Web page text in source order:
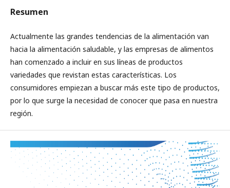
Resumen
Actualmente las grandes tendencias de la alimentación van
hacia la alimentación saludable, y las empresas de alimentos
han comenzado a incluir en sus líneas de productos
variedades que revistan estas características. Los
consumidores empiezan a buscar más este tipo de productos,
por lo que surge la necesidad de conocer que pasa en nuestra
región.